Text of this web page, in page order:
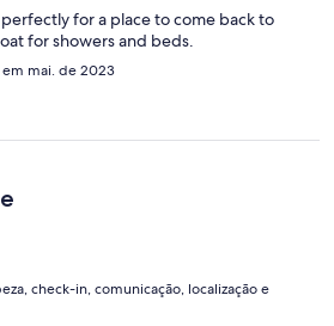
for a place to come back to
for showers and beds.
mai. de 2023
check-in, comunicação, localização e